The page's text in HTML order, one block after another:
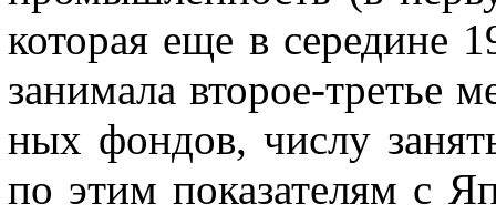
которая еще в середине
занимала второе-третье
ных фондов, числу
по этим показателям с